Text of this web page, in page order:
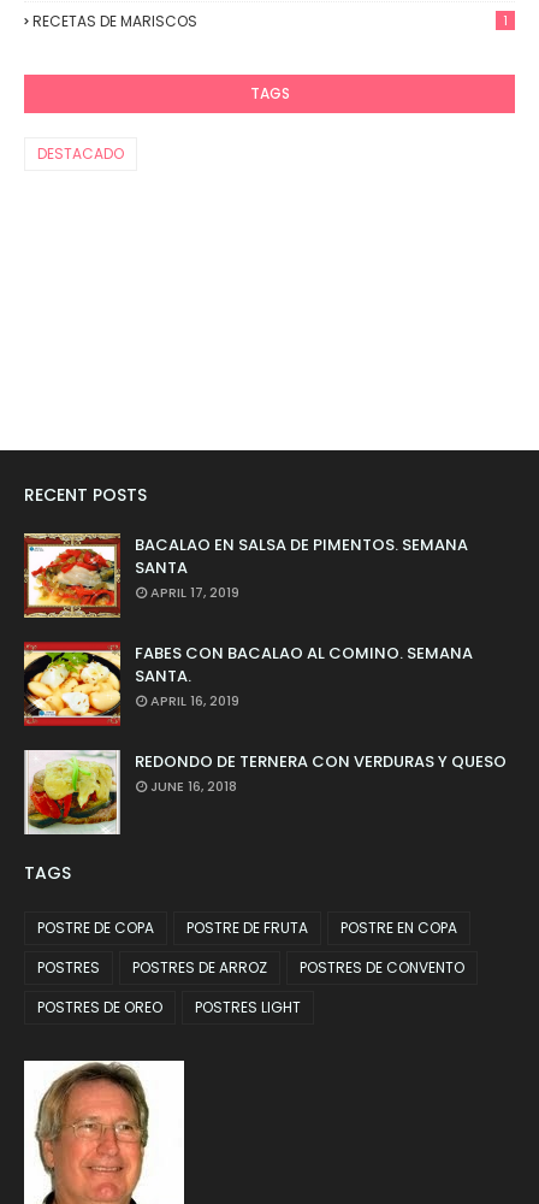
RECETAS DE MARISCOS 1
TAGS
DESTACADO
RECENT POSTS
BACALAO EN SALSA DE PIMENTOS. SEMANA
SANTA
APRIL 17, 2019
FABES CON BACALAO AL COMINO. SEMANA
SANTA.
APRIL 16, 2019
REDONDO DE TERNERA CON VERDURAS Y QUESO
JUNE 16, 2018
TAGS
POSTRE DE COPA POSTRE DE FRUTA
POSTRE EN COPA
POSTRES
POSTRES DE ARROZ
POSTRES DE CONVENTO
POSTRES DE OREO
POSTRES LIGHT